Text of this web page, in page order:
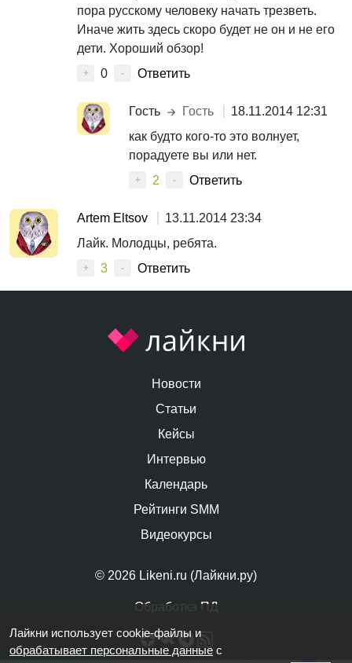
пора русскому человеку начать трезветь.
Иначе жить здесь скоро будет не он и не его
дети. Хороший обзор!
+ 0 - Ответить
Гость Гость
18.11.2014 12:31
как будто кого-то это волнует,
порадуете вы или нет.
+ 2 - Ответить
Artem Eltsov
13.11.2014 23:34
Лайк. Молодцы, ребята.
+ 3 - Ответить
© 2026 Likeni.ru (Лайкни.ру)
Обработка ПД
Новости
Статьи
Кейсы
Интервью
Календарь
Рейтинги SMM
Видеокурсы
Лайкни использует cookie-файлы и
обрабатывает персональные данные с